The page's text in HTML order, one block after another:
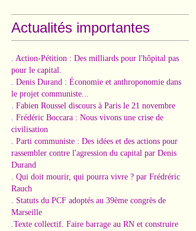
Actualités importantes
. Action-Pétition : Des milliards pour l'hôpital pas
pour le capital.
. Denis Durand : Économie et anthroponomie dans
le projet communiste...
. Fabien Roussel discours à Paris le 21 novembre
. Frédéric Boccara : Nous vivons une crise de
civilisation
. Parti communiste : Des idées et des actions pour
rassembler contre l'agression du capital par Denis
Durand
. Qui doit mourir, qui pourra vivre ? par Frédréric
Rauch
. Statuts du PCF adoptés au 39ème congrès de
Marseille
.Texte collectif. Faire barrage au RN et construire